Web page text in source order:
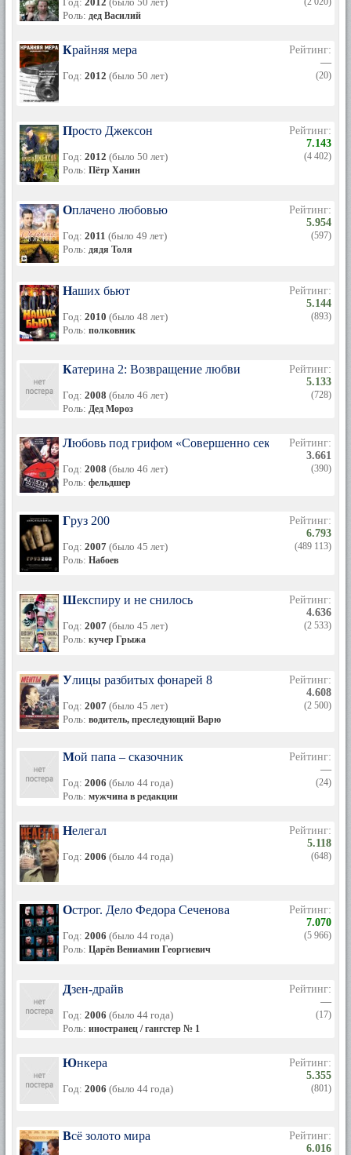
Роль: дед Василий
Крайняя мера
Год: 2012 (было 50 лет)
Рейтинг:
—
(20)
Просто Джексон
Год: 2012 (было 50 лет)
Роль: Пётр Ханин
Рейтинг:
7.143
(4 402)
Оплачено любовью
Год: 2011 (было 49 лет)
Роль: дядя Толя
Рейтинг:
5.954
(597)
Наших бьют
Год: 2010 (было 48 лет)
Роль: полковник
Рейтинг:
5.144
(893)
Катерина 2: Возвращение любви
Год: 2008 (было 46 лет)
Роль: Дед Мороз
Рейтинг:
5.133
(728)
Любовь под грифом «Совершенно секретно»
Год: 2008 (было 46 лет)
Роль: фельдшер
Рейтинг:
3.661
(390)
Груз 200
Год: 2007 (было 45 лет)
Роль: Набоев
Рейтинг:
6.793
(489 113)
Шекспиру и не снилось
Год: 2007 (было 45 лет)
Роль: кучер Грыжа
Рейтинг:
4.636
(2 533)
Улицы разбитых фонарей 8
Год: 2007 (было 45 лет)
Роль: водитель, преследующий Варю
Рейтинг:
4.608
(2 500)
Мой папа – сказочник
Год: 2006 (было 44 года)
Роль: мужчина в редакции
Рейтинг:
—
(24)
Нелегал
Год: 2006 (было 44 года)
Рейтинг:
5.118
(648)
Острог. Дело Федора Сеченова
Год: 2006 (было 44 года)
Роль: Царёв Вениамин Георгиевич
Рейтинг:
7.070
(5 966)
Дзен-драйв
Год: 2006 (было 44 года)
Роль: иностранец / гангстер № 1
Рейтинг:
—
(17)
Юнкера
Год: 2006 (было 44 года)
Рейтинг:
5.355
(801)
Всё золото мира
Рейтинг:
6.016